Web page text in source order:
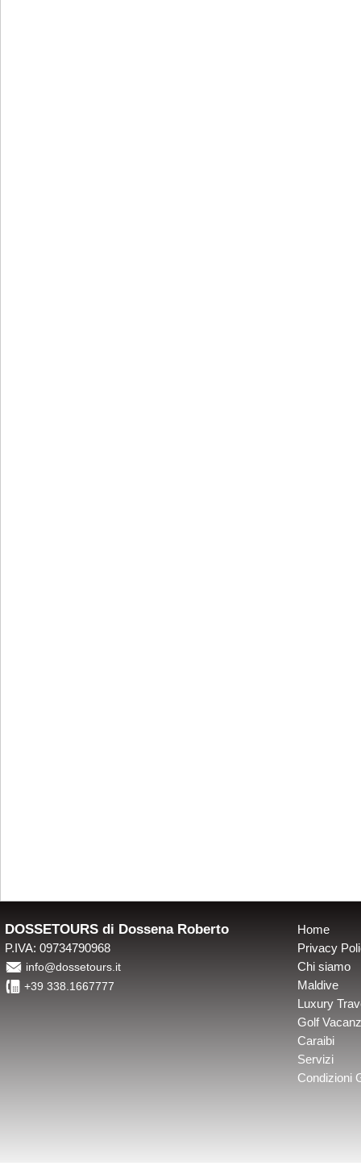
DOSSETOURS di Dossena Roberto
P.IVA: 09734790968
É info@dossetours.it
4 +39 338.1667777
Home
Privacy
Chi siamo
Maldive
Luxury
Golf
Caraibi
Servizi
Condizioni